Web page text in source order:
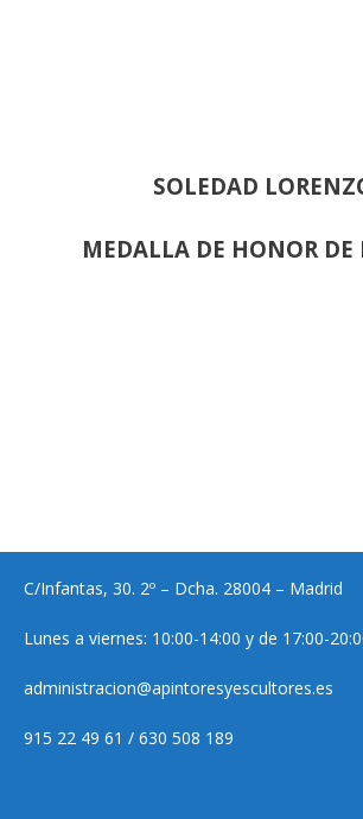
SOLEDAD
MEDALLA DE HONOR DE
C/Infantas, 30. 2º – Dcha. 28004 – Madrid
Lunes a viernes: 10:00-14:00 y de 17:00-
administracion@apintoresyescultores.es
915 22 49 61 / 630 508 189